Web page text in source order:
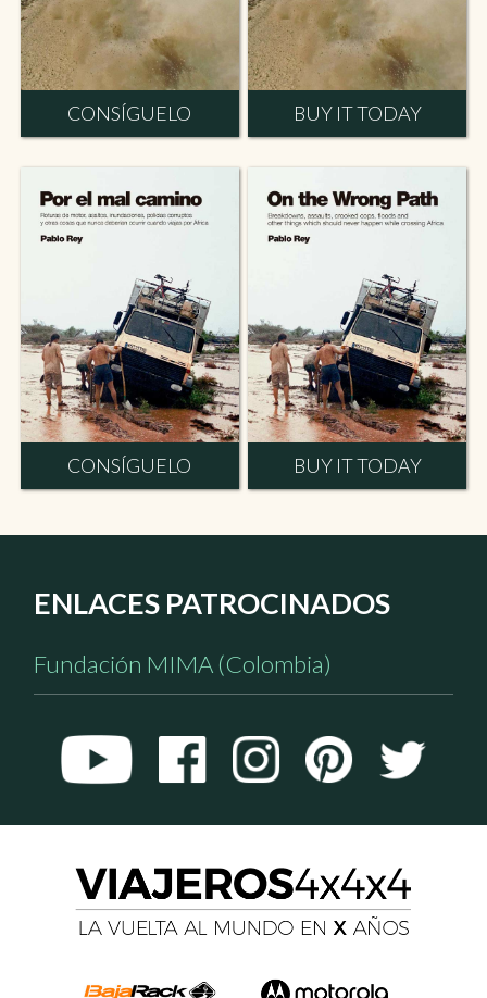
CONSÍGUELO BUY IT TODAY
CONSÍGUELO BUY IT TODAY
ENLACES PATROCINADOS
Fundación MIMA (Colombia)